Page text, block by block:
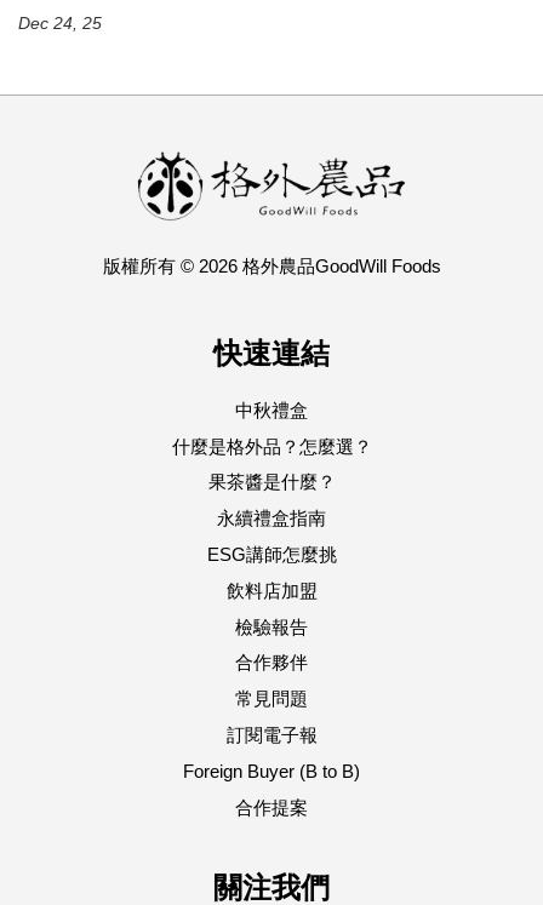
Dec 24, 25
版權所有 © 2026 格外農品GoodWill Foods
快速連結
中秋禮盒
什麼是格外品？怎麼選？
果茶醬是什麼？
永續禮盒指南
ESG講師怎麼挑
飲料店加盟
檢驗報告
合作夥伴
常見問題
訂閱電子報
Foreign Buyer (B to B)
合作提案
關注我們